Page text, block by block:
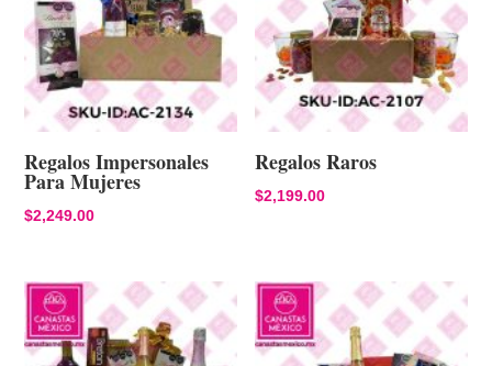
Regalos Impersonales
Para Mujeres
$2,249.00
Regalos Raros
$2,199.00